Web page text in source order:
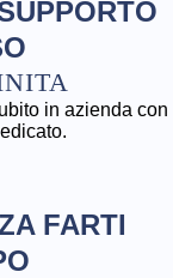
in azienda con
FARTI